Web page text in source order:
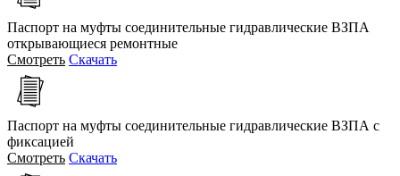
Паспорт на муфты соединительные гидравлические ВЗПА
открывающиеся ремонтные
Смотреть Скачать
Паспорт на муфты соединительные гидравлические ВЗПА с
фиксацией
Смотреть Скачать